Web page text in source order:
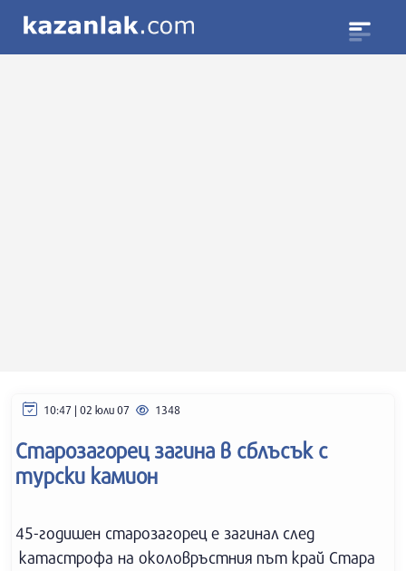
10:47 | 02 юли 07 1348
Старозагорец загина в сблъсък с
турски камион
45-годишен старозагорец е загинал след
катастрофа на околовръстния път край Стара